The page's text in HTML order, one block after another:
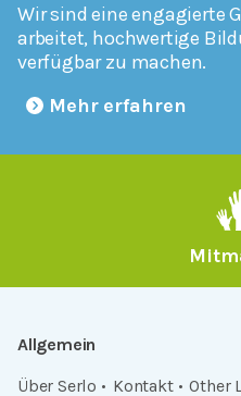
Wir sind eine engagierte
arbeitet, hochwertige
verfügbar zu machen.
Mehr erfahren
Allgemein
Über Serlo
Kontakt Other